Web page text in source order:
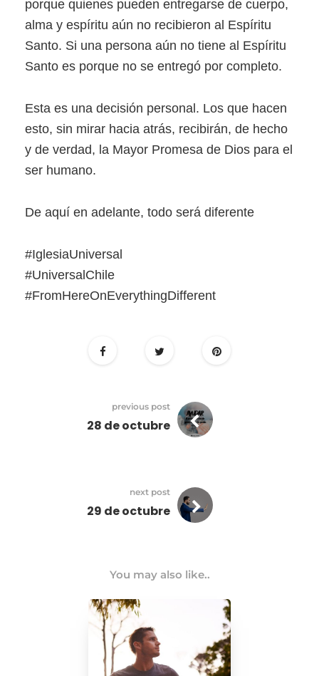
porque quienes pueden entregarse de cuerpo,
alma y espíritu aún no recibieron al Espíritu
Santo. Si una persona aún no tiene al Espíritu
Santo es porque no se entregó por completo.
Esta es una decisión personal. Los que hacen
esto, sin mirar hacia atrás, recibirán, de hecho
y de verdad, la Mayor Promesa de Dios para el
ser humano.
De aquí en adelante, todo será diferente
#IglesiaUniversal
#UniversalChile
#FromHereOnEverythingDifferent
previous post
28 de octubre
next post
29 de octubre
You may also like..